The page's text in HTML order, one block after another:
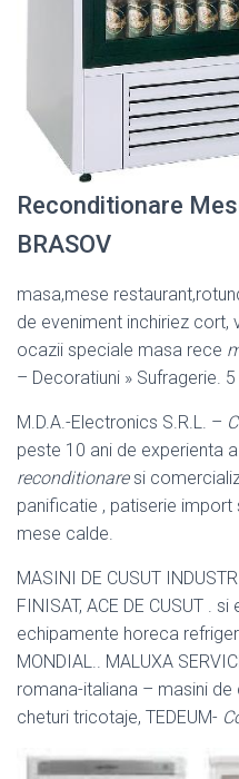
Reconditionare
BRASOV
masa,mese
de eveniment inchiriez cort,
ocazii speciale masa rece
– Decoratiuni » Sufragerie.
M.D.A.-Electronics S.R.L. –
peste 10 ani de experienta
reconditionaresi
panificatie , patiserie import
mese calde.
MASINI DE CUSUT
FINISAT, ACE DE CUSUT .
echipamente horeca
MONDIAL.. MALUXA
romana-italiana – masini de
cheturi tricotaje, TEDEUM-